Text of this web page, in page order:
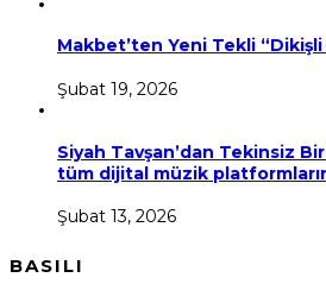
Makbet’ten Yeni Tekli “Dikişli
Şubat 19, 2026
Siyah Tavşan’dan Tekinsiz
tüm dijital müzik
Şubat 13, 2026
BASILI